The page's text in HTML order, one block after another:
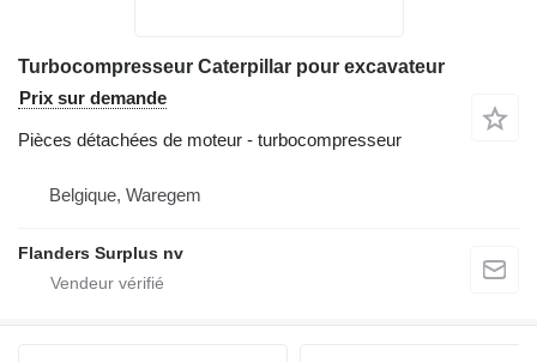
Turbocompresseur Caterpillar pour excavateur
Prix sur demande
Pièces détachées de moteur - turbocompresseur
Belgique, Waregem
Flanders Surplus nv